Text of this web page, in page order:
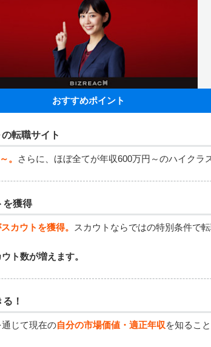
おすすめポイント
転職サイト
。 さらに、ほぼ全てが年収600万円～のハイクラ
を獲得
カウトを獲得。 スカウトならではの特別条件で
ト数が増えます。
！
じて現在の自分の市場価値・適正年収を知るこ